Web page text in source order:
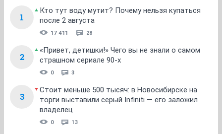
1
Кто тут воду мутит? Почему нельзя купаться
после 2 августа
17 411 28
2
«Привет, детишки!» Чего вы не знали о самом
страшном сериале 90-х
0 3
3
Стоит меньше 500 тысяч: в Новосибирске на
торги выставили серый Infiniti — его заложил
владелец
0 13